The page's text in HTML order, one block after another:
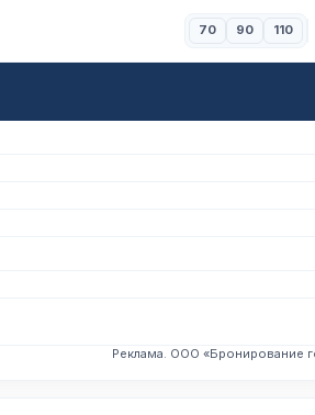
70 90 110
Реклама. ООО «Бронирование